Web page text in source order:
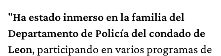
"Ha estado inmerso en la familia del
Departamento de Policía del condado de
Leon, participando en varios programas de